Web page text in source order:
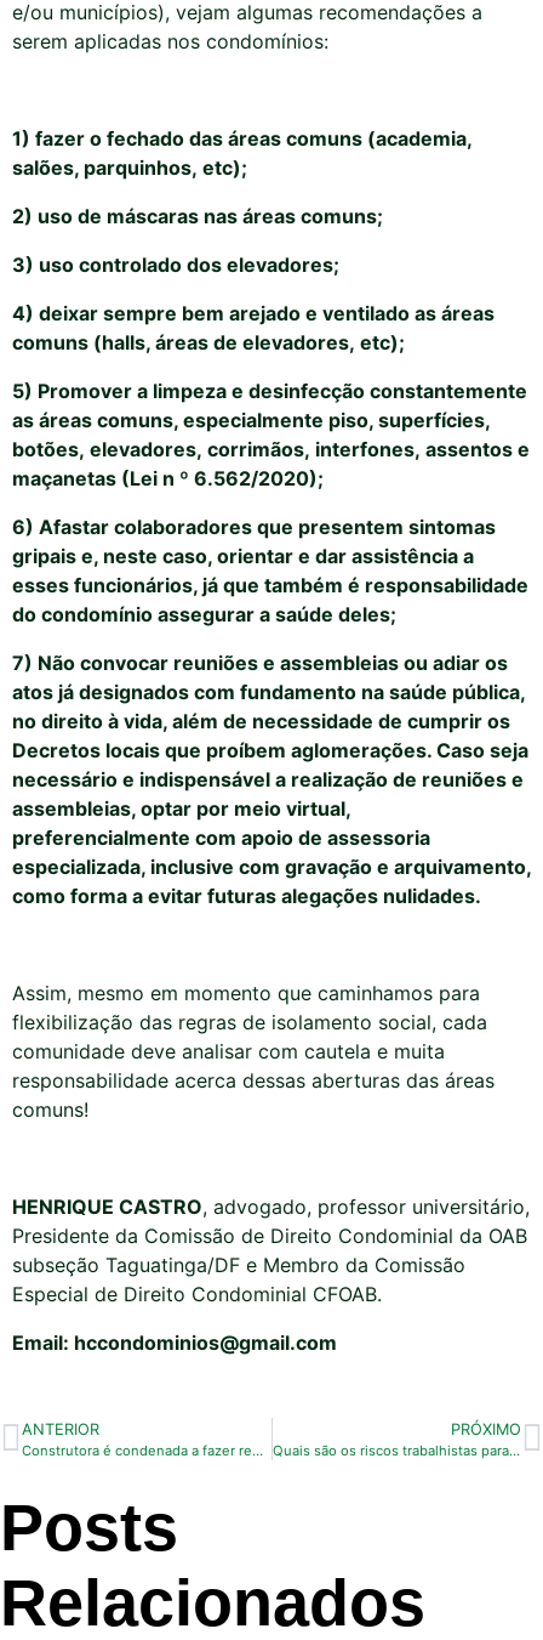
e/ou municípios), vejam algumas recomendações a
serem aplicadas nos condomínios:
1) fazer o fechado das áreas comuns (academia,
salões, parquinhos, etc);
2) uso de máscaras nas áreas comuns;
3) uso controlado dos elevadores;
4) deixar sempre bem arejado e ventilado as áreas
comuns (halls, áreas de elevadores, etc);
5) Promover a limpeza e desinfecção constantemente
as áreas comuns, especialmente piso, superfícies,
botões, elevadores, corrimãos, interfones, assentos e
maçanetas (Lei n º 6.562/2020);
6) Afastar colaboradores que presentem sintomas
gripais e, neste caso, orientar e dar assistência a
esses funcionários, já que também é responsabilidade
do condomínio assegurar a saúde deles;
7) Não convocar reuniões e assembleias ou adiar os
atos já designados com fundamento na saúde pública,
no direito à vida, além de necessidade de cumprir os
Decretos locais que proíbem aglomerações. Caso seja
necessário e indispensável a realização de reuniões e
assembleias, optar por meio virtual,
preferencialmente com apoio de assessoria
especializada, inclusive com gravação e arquivamento,
como forma a evitar futuras alegações nulidades.
Assim, mesmo em momento que caminhamos para
flexibilização das regras de isolamento social, cada
comunidade deve analisar com cautela e muita
responsabilidade acerca dessas aberturas das áreas
comuns!
HENRIQUE CASTRO, advogado, professor universitário,
Presidente da Comissão de Direito Condominial da OAB
subseção Taguatinga/DF e Membro da Comissão
Especial de Direito Condominial CFOAB.
Email: hccondominios@gmail.com
ANTERIOR
Construtora é condenada a fazer reparo mesmo após o prazo de garantia.
PRÓXIMO
Quais são os riscos trabalhistas para condomínios?
Posts
Relacionados